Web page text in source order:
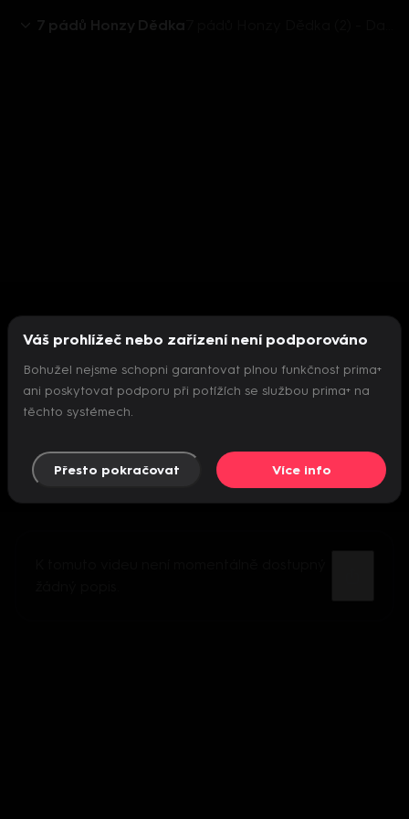
7 pádů Honzy Dědka
Nepodařilo se inicializovat přehrávač
Váš prohlížeč nebo zařízení není podporováno
Bohužel nejsme schopni garantovat plnou funkčnost prima+
ani poskytovat podporu při potížích se službou prima+ na
těchto systémech.
Přesto pokračovat Více info